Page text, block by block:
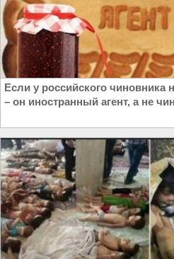
Если у российского чиновника
– он иностранный агент, а не